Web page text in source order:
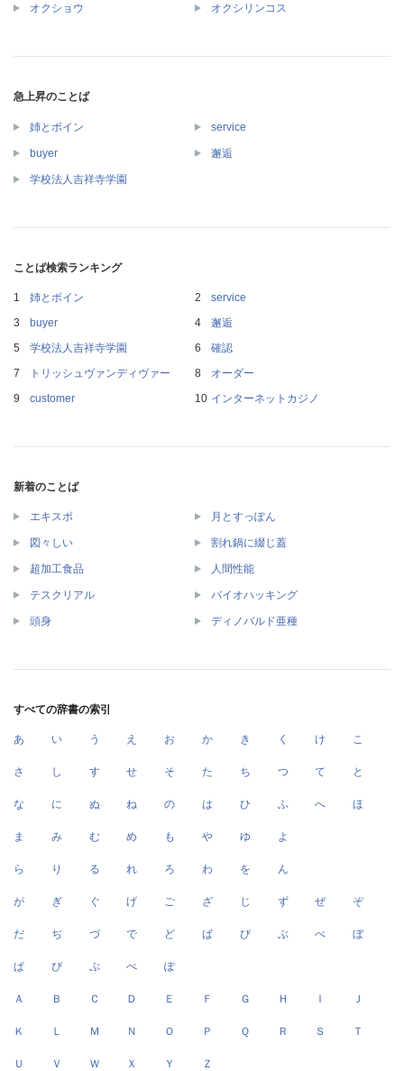
オクショウ オクシリンコス
急上昇のことば
姉とボイン service
buyer 邂逅
学校法人吉祥寺学園
ことば検索ランキング
姉とボイン
service
buyer
邂逅
学校法人吉祥寺学園
確認
トリッシュヴァンディヴァー
オーダー
customer
インターネットカジノ
新着のことば
エキスポ 月とすっぽん
図々しい 割れ鍋に綴じ蓋
超加工食品 人間性能
テスクリアル バイオハッキング
頭身 ディノバルド亜種
すべての辞書の索引
あ い う え お か き く け こ
さ し す せ そ た ち つ て と
な に ぬ ね の は ひ ふ へ ほ
ま み む め も や ゆ よ
ら り る れ ろ わ を ん
が ぎ ぐ げ ご ざ じ ず ぜ ぞ
だ ぢ づ で ど ば び ぶ べ ぼ
ぱ ぴ ぷ ぺ ぽ
Ａ Ｂ Ｃ Ｄ Ｅ Ｆ Ｇ Ｈ Ｉ Ｊ
Ｋ Ｌ Ｍ Ｎ Ｏ Ｐ Ｑ Ｒ Ｓ Ｔ
Ｕ Ｖ Ｗ Ｘ Ｙ Ｚ